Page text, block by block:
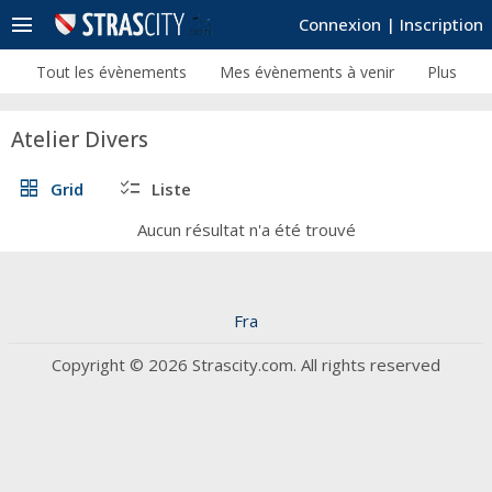
Connexion | Inscription
menu
Tout les évènements Mes évènements à venir Plus
Atelier Divers
grid_view Grid checklist Liste
Aucun résultat n'a été trouvé
Fra
Copyright © 2026 Strascity.com. All rights reserved